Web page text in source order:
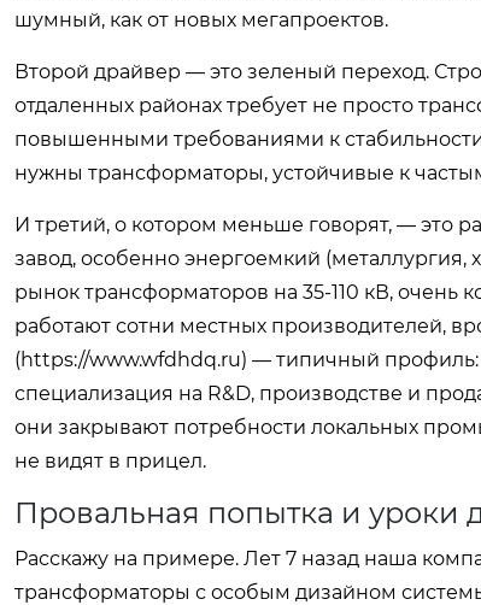
шумный, как от новых мегапроектов.
Второй драйвер — это зеленый переход.
отдаленных районах требует не просто
повышенными требованиями к
нужны трансформаторы, устойчивые к
И третий, о котором меньше говорят, —
завод, особенно энергоемкий (металлургия,
рынок трансформаторов на 35-110 кВ, очень
работают сотни местных производителей,
(https://www.wfdhdq.ru) — типичный профиль:
специализация на R&D, производстве и
они закрывают потребности локальных
не видят в прицел.
Провальная попытка и уроки
Расскажу на примере. Лет 7 назад наша
трансформаторы с особым дизайном